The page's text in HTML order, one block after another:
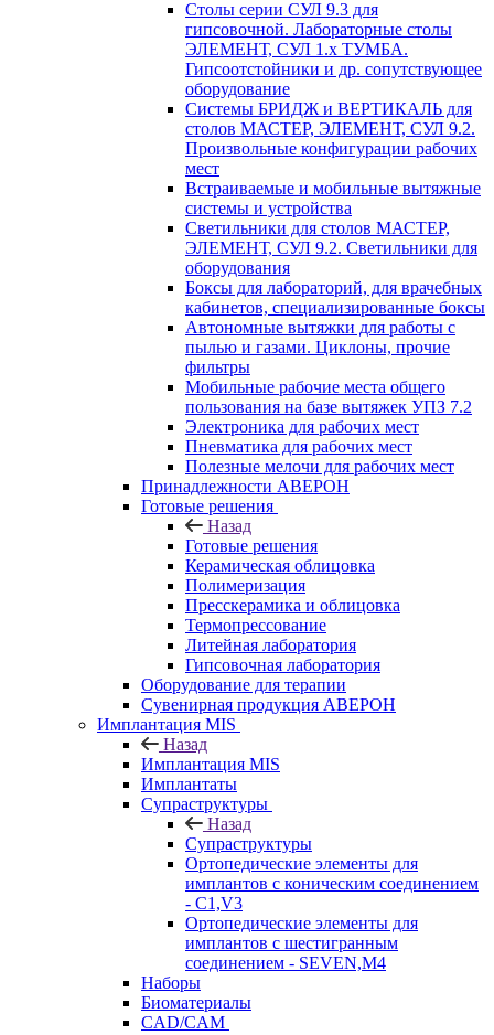
Столы серии СУЛ 9.3 для
гипсовочной. Лабораторные столы
ЭЛЕМЕНТ, СУЛ 1.х ТУМБА.
Гипсоотстойники и др. сопутствующее
оборудование
Системы БРИДЖ и ВЕРТИКАЛЬ для
столов МАСТЕР, ЭЛЕМЕНТ, СУЛ 9.2.
Произвольные конфигурации рабочих
мест
Встраиваемые и мобильные вытяжные
системы и устройства
Светильники для столов МАСТЕР,
ЭЛЕМЕНТ, СУЛ 9.2. Светильники для
оборудования
Боксы для лабораторий, для врачебных
кабинетов, специализированные боксы
Автономные вытяжки для работы с
пылью и газами. Циклоны, прочие
фильтры
Мобильные рабочие места общего
пользования на базе вытяжек УПЗ 7.2
Электроника для рабочих мест
Пневматика для рабочих мест
Полезные мелочи для рабочих мест
Принадлежности АВЕРОН
Готовые решения
Назад
Готовые решения
Керамическая облицовка
Полимеризация
Пресскерамика и облицовка
Термопрессование
Литейная лаборатория
Гипсовочная лаборатория
Оборудование для терапии
Сувенирная продукция АВЕРОН
Имплантация MIS
Назад
Имплантация MIS
Имплантаты
Супраструктуры
Назад
Супраструктуры
Ортопедические элементы для
имплантов с коническим соединением
- C1,V3
Ортопедические элементы для
имплантов с шестигранным
соединением - SEVEN,M4
Наборы
Биоматериалы
CAD/CAM